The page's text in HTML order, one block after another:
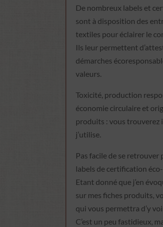
De nombreux labels et
sont à disposition des
textiles pour éclairer le
Ils leur permettent
démarches
valeurs.
Toxicité, production
économie circulaire et
produits : vous trouverez
j’utilise.
Pas facile de se retrouver
labels de certification
Etant donné que j’en
sur mes fiches produits,
qui vous permettra d’y
C’est un peu fastidieux,